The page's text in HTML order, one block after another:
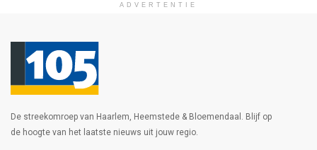
ADVERTENTIE
De streekomroep van Haarlem, Heemstede & Bloemendaal. Blijf op
de hoogte van het laatste nieuws uit jouw regio.